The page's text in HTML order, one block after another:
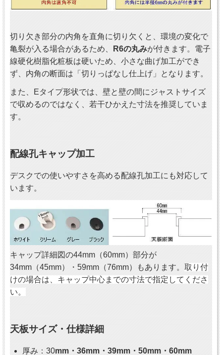
切り欠き部分の内角を直角に切り欠くと、環境の変化で
亀裂が入る場合があるため、R6の丸みが付きます。電子
線硬化樹脂化粧板は硬いため、小さな曲げ加工ができ
ず、内角の断面は「切りっぱなし仕上げ」となります。
また、Eタイプ形状では、壁と壁の間にジャストサイズ
で収めるのではなく、若干ひかえた寸法を推奨していま
す。
配線孔キャップ加工
デスクでの使いやすさを高める配線孔加工にも対応して
います。
キャップ詳細図の44mm（60mm）部分が
34mm（45mm）・59mm（76mm）もあります。取り付
けの場合は、キャップ中心までの寸法で指定してくださ
い。
天板サイズ・仕様詳細
厚み：30mm・36mm・39mm・50mm・60mm